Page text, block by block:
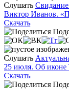
Слушать
Виктор Иванов.
Скачать
Слушать
25 июля. Об иконе
Скачать